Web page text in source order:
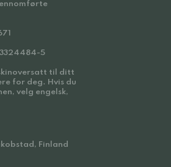
5
til ditt
for deg. Hvis du
velg engelsk,
Finland